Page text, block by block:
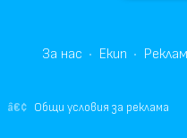
За нас Екип
Общи условия за реклама